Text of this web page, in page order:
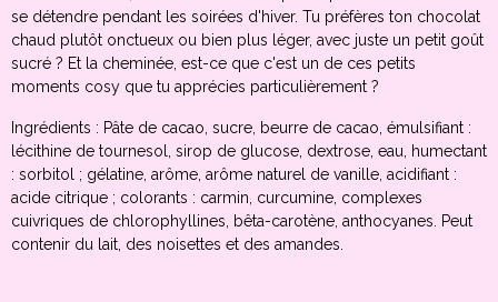
se détendre pendant les soirées d'hiver. Tu préfères ton chocolat
chaud plutôt onctueux ou bien plus léger, avec juste un petit goût
sucré ? Et la cheminée, est-ce que c'est un de ces petits
moments cosy que tu apprécies particulièrement ?
Ingrédients : Pâte de cacao, sucre, beurre de cacao, émulsifiant :
lécithine de tournesol, sirop de glucose, dextrose, eau, humectant
: sorbitol ; gélatine, arôme, arôme naturel de vanille, acidifiant :
acide citrique ; colorants : carmin, curcumine, complexes
cuivriques de chlorophyllines, bêta-carotène, anthocyanes. Peut
contenir du lait, des noisettes et des amandes.